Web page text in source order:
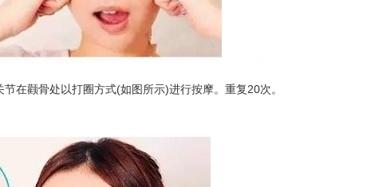
在颧骨处以打圈方式(如图所示)进行按摩。重复20次。